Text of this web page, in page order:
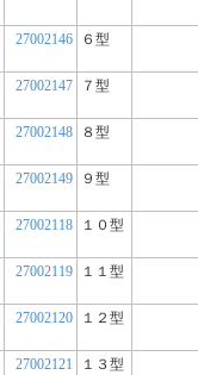
27002146 ６型
27002147 ７型
27002148 ８型
27002149 ９型
27002118 １０型
27002119 １１型
27002120 １２型
27002121 １３型